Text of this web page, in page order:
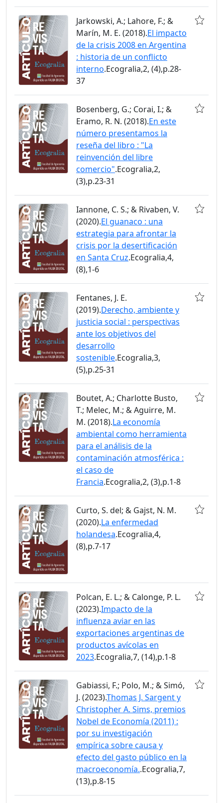
Jarkowski, A.; Lahore, F.; &
Marín, M. E. (2018).El impacto
de la crisis 2008 en Argentina
: historia de un conflicto
interno.Ecogralia,2, (4),p.28-
37
Bosenberg, G.; Corai, I.; &
Eramo, R. N. (2018).En este
número presentamos la
reseña del libro : "La
reinvención del libre
comercio".Ecogralia,2,
(3),p.23-31
Iannone, C. S.; & Rivaben, V.
(2020).El guanaco : una
estrategia para afrontar la
crisis por la desertificación
en Santa Cruz.Ecogralia,4,
(8),1-6
Fentanes, J. E.
(2019).Derecho, ambiente y
justicia social : perspectivas
ante los objetivos del
desarrollo
sostenible.Ecogralia,3,
(5),p.25-31
Boutet, A.; Charlotte Busto,
T.; Melec, M.; & Aguirre, M.
M. (2018).La economía
ambiental como herramienta
para el análisis de la
contaminación atmosférica :
el caso de
Francia.Ecogralia,2, (3),p.1-8
Curto, S. del; & Gajst, N. M.
(2020).La enfermedad
holandesa.Ecogralia,4,
(8),p.7-17
Polcan, E. L.; & Calonge, P. L.
(2023).Impacto de la
influenza aviar en las
exportaciones argentinas de
productos avícolas en
2023.Ecogralia,7, (14),p.1-8
Gabiassi, F.; Polo, M.; & Simó,
J. (2023).Thomas J. Sargent y
Christopher A. Sims, premios
Nobel de Economía (2011) :
por su investigación
empírica sobre causa y
efecto del gasto público en la
macroeconomía..Ecogralia,7,
(13),p.8-15